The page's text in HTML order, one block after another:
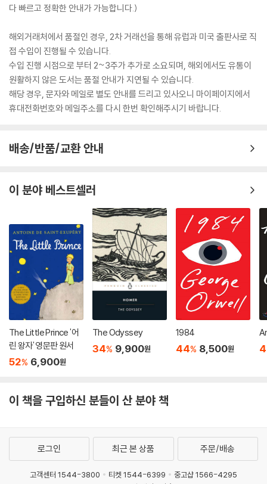
다 빠르고 정확한 안내가 가능합니다.)
해외거래처에서 품절인 경우, 2차 거래선을 통해 유럽과 미국 출판사로 직
접 수입이 진행될 수 있습니다.
수입 진행 시점으로 부터 2~3주가 추가로 소요되며, 해외에서도 유통이
원활하지 않은 도서는 품절 안내가 지연될 수 있습니다.
해당 경우, 문자와 메일로 별도 안내를 드리고 있사오니 마이페이지에서
휴대전화번호와 메일주소를 다시 한번 확인해주시기 바랍니다.
배송/반품/교환 안내
이 분야 베스트셀러
The Little Prince '어
린 왕자' 영문판 원서
52% 6,900원
The Odyssey
34% 9,900원
1984
44% 8,500원
이 책을 구입하신 분들이 산 분야 책
로그인 최근 본 상품 주문/배송
고객센터 1544-3800 티켓 1544-6399
중고샵 1566-4295